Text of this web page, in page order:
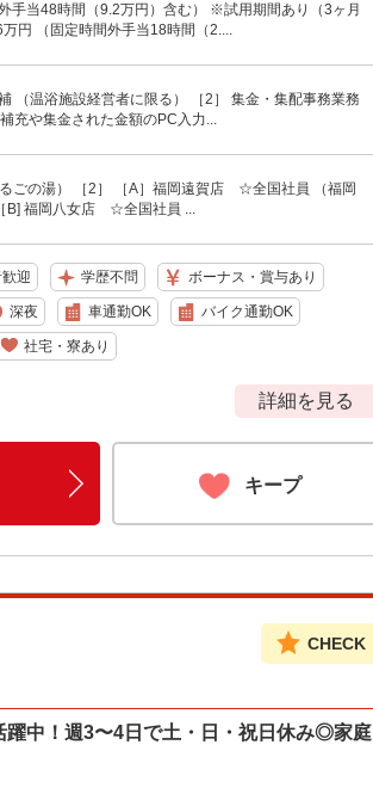
手当48時間（9.2万円）含む） ※試用期間あり（3ヶ月
円 （固定時間外手当18時間（2....
（温浴施設経営者に限る） ［2］ 集金・集配事務業務
充や集金された金額のPC入力...
るごの湯） ［2］ ［A］福岡遠賀店 ☆全国社員 （福岡
B] 福岡八女店 ☆全国社員 ...
迎 学歴不問 ボーナス・賞与あり
深夜 車通勤OK バイク通勤OK
社宅・寮あり
詳細を見る
キープ
CHECK
躍中！週3〜4日で土・日・祝日休み◎家庭